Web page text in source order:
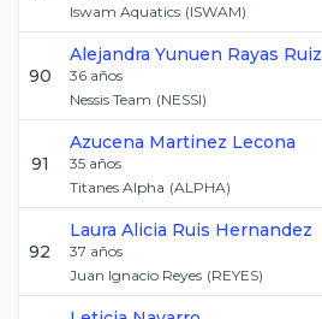
Iswam Aquatics (ISWAM)
90
Alejandra Yunuen Rayas Ruiz
36 años
Nessis Team (NESSI)
91
Azucena Martinez Lecona
35 años
Titanes Alpha (ALPHA)
92
Laura Alicia Ruis Hernandez
37 años
Juan Ignacio Reyes (REYES)